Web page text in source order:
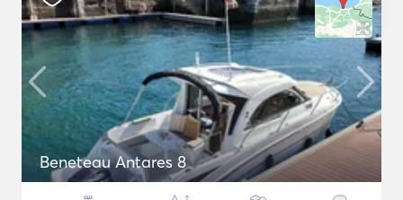
Beneteau Antares 8